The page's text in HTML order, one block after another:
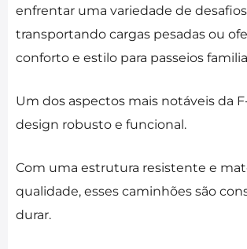
enfrentar uma variedade de
transportando cargas pesadas ou
conforto e estilo para passeios
Um dos aspectos mais notáveis da
design robusto e funcional.
Com uma estrutura resistente e
qualidade, esses caminhões são
durar.